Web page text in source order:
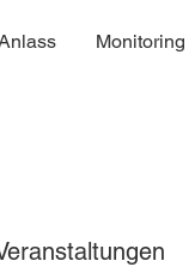
Monitoring